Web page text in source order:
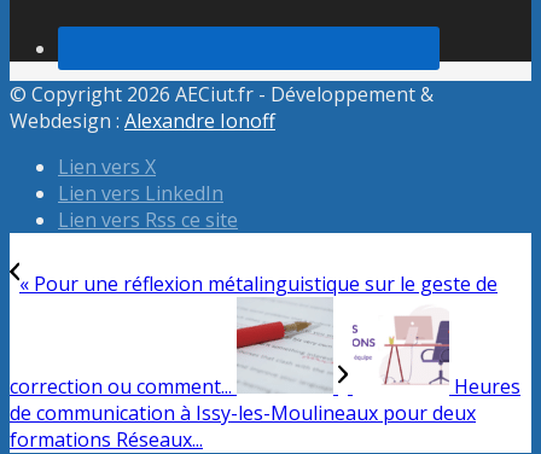
© Copyright 2026 AECiut.fr - Développement &
Webdesign : Alexandre Ionoff
Lien vers X
Lien vers LinkedIn
Lien vers Rss ce site
« Pour une réflexion métalinguistique sur le geste de
correction ou comment...
Heures
de communication à Issy-les-Moulineaux pour deux
formations Réseaux...